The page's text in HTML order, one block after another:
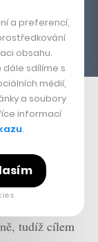
vaše
do
týmu. V
tudíž cílem
a preferencí,
obsahu.
dále sdílíme s
médií,
a soubory
informací
.